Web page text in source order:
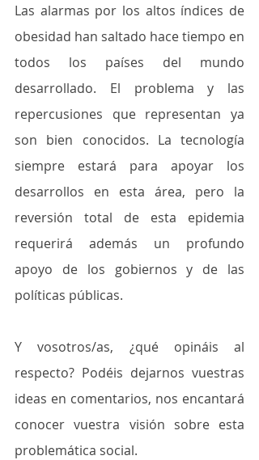
Las alarmas por los altos índices de
obesidad han saltado hace tiempo en
todos los países del mundo
desarrollado. El problema y las
repercusiones que representan ya
son bien conocidos. La tecnología
siempre estará para apoyar los
desarrollos en esta área, pero la
reversión total de esta epidemia
requerirá además un profundo
apoyo de los gobiernos y de las
políticas públicas.
Y vosotros/as, ¿qué opináis al
respecto? Podéis dejarnos vuestras
ideas en comentarios, nos encantará
conocer vuestra visión sobre esta
problemática social.